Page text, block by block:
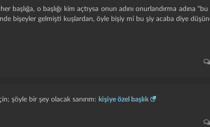
başlıklar moderasyon kararıyla silinecektir. (aramızda böyle
istedik.)
yazar ve "gönder" butonuna tıklar.
olumlu bulunur ise başlığın en üstünde "bu başlık kişiye
başlığa, o başlığı kim açtıysa onun adını onurlandırma adına
bişeyler gelmişti kuşlardan, öyle bişiy mi bu şiy acaba diye
şöyle bir şey olacak sanırım: kişiye özel başlık